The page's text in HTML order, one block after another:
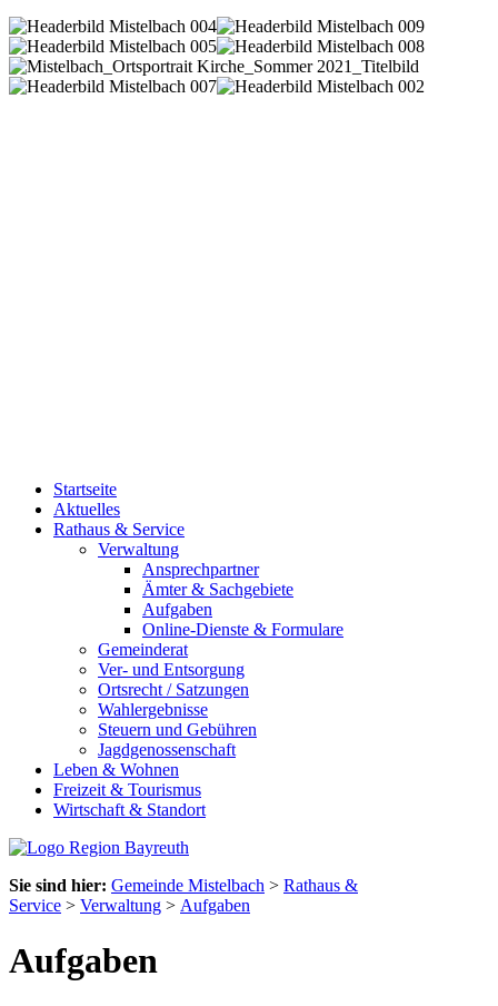
Startseite
Aktuelles
Rathaus & Service
Verwaltung
Ansprechpartner
Ämter & Sachgebiete
Aufgaben
Online-Dienste & Formulare
Gemeinderat
Ver- und Entsorgung
Ortsrecht / Satzungen
Wahlergebnisse
Steuern und Gebühren
Jagdgenossenschaft
Leben & Wohnen
Freizeit & Tourismus
Wirtschaft & Standort
Sie sind hier: Gemeinde Mistelbach > Rathaus &
Service > Verwaltung > Aufgaben
Aufgaben